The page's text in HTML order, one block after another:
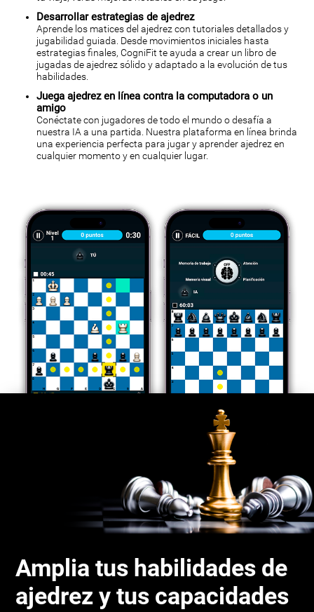
Desarrollar estrategias de ajedrez
Aprende los matices del ajedrez con tutoriales detallados y
jugabilidad guiada. Desde movimientos iniciales hasta
estrategias finales, CogniFit te ayuda a crear un libro de
jugadas de ajedrez sólido y adaptado a la evolución de tus
habilidades.
Juega ajedrez en línea contra la computadora o un
amigo
Conéctate con jugadores de todo el mundo o desafía a
nuestra IA a una partida. Nuestra plataforma en línea brinda
una experiencia perfecta para jugar y aprender ajedrez en
cualquier momento y en cualquier lugar.
Amplia tus habilidades de
ajedrez y tus capacidades